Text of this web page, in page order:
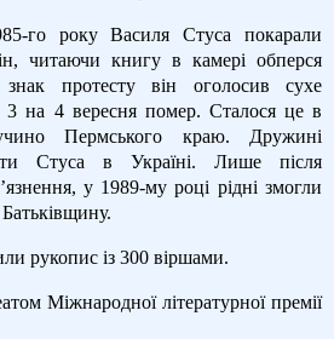
го року Василя Стуса покарали
читаючи книгу в камері обперся
протесту він оголосив сухе
3 на 4 вересня помер. Сталося це в
Пермського краю. Дружині
Стуса в Україні. Лише після
у 1989-му році рідні змогли
рукопис із 300 віршами.
Міжнародної літературної премії